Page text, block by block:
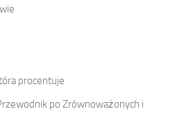
procentuje
po Zrównoważonych i